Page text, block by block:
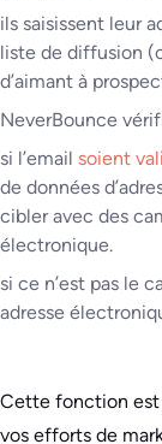
ils saisissent leur
liste de diffusion
d’aimant à
NeverBounce
si l’email soient
de données
cibler avec des
électronique.
si ce n’est pas le
adresse
Cette fonction
vos efforts de